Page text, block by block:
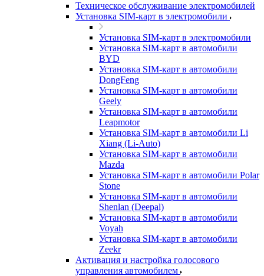
Техническое обслуживание электромобилей
Установка SIM-карт в электромобили
Установка SIM-карт в электромобили
Установка SIM-карт в автомобили
BYD
Установка SIM-карт в автомобили
DongFeng
Установка SIM-карт в автомобили
Geely
Установка SIM-карт в автомобили
Leapmotor
Установка SIM-карт в автомобили Li
Xiang (Li-Auto)
Установка SIM-карт в автомобили
Mazda
Установка SIM-карт в автомобили Polar
Stone
Установка SIM-карт в автомобили
Shenlan (Deepal)
Установка SIM-карт в автомобили
Voyah
Установка SIM-карт в автомобили
Zeekr
Активация и настройка голосового
управления автомобилем